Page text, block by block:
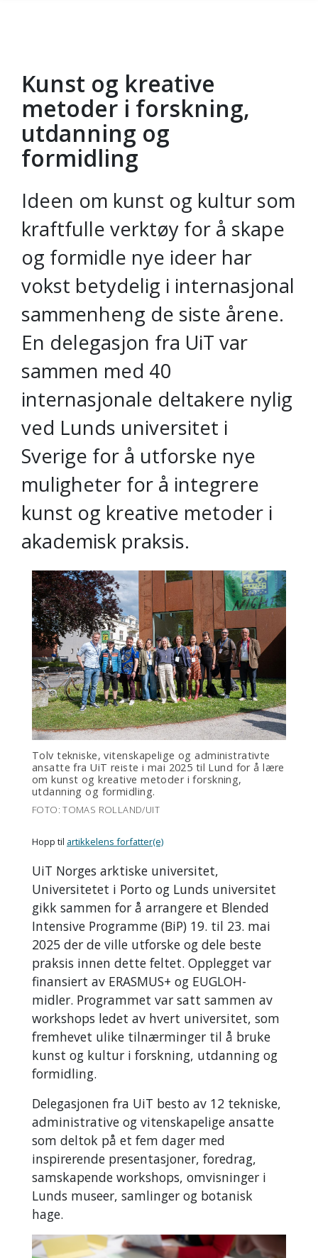
Gå til hovedinnhold
Kunst og kreative
metoder i forskning,
utdanning og
formidling
Ideen om kunst og kultur som
kraftfulle verktøy for å skape
og formidle nye ideer har
vokst betydelig i internasjonal
sammenheng de siste årene.
En delegasjon fra UiT var
sammen med 40
internasjonale deltakere nylig
ved Lunds universitet i
Sverige for å utforske nye
muligheter for å integrere
kunst og kreative metoder i
akademisk praksis.
Tolv tekniske, vitenskapelige og administrativte
ansatte fra UiT reiste i mai 2025 til Lund for å lære
om kunst og kreative metoder i forskning,
utdanning og formidling.
FOTO: TOMAS ROLLAND/UIT
Hopp til artikkelens forfatter(e)
UiT Norges arktiske universitet,
Universitetet i Porto og Lunds universitet
gikk sammen for å arrangere et Blended
Intensive Programme (BiP) 19. til 23. mai
2025 der de ville utforske og dele beste
praksis innen dette feltet. Opplegget var
finansiert av ERASMUS+ og EUGLOH-
midler. Programmet var satt sammen av
workshops ledet av hvert universitet, som
fremhevet ulike tilnærminger til å bruke
kunst og kultur i forskning, utdanning og
formidling.
Delegasjonen fra UiT besto av 12 tekniske,
administrative og vitenskapelige ansatte
som deltok på et fem dager med
inspirerende presentasjoner, foredrag,
samskapende workshops, omvisninger i
Lunds museer, samlinger og botanisk
hage.